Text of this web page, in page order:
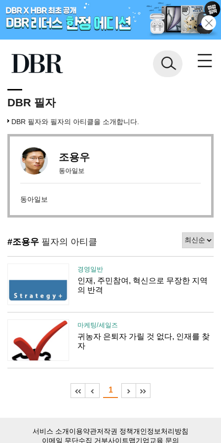
DBR 필자
DBR 필자와 필자의 아티클을 소개합니다.
조용우
동아일보
동아일보
#조용우 필자의 아티클
경영일반
인재, 주민참여, 혁신으로 무장한 지역
의 반격
마케팅/세일즈
귀농자 은퇴자 가릴 것 없다, 인재를 찾
자
1
서비스 소개이용약관저작권 정책개인정보처리방침
이메일 무단수집 거부사이트맵기업교육 문의